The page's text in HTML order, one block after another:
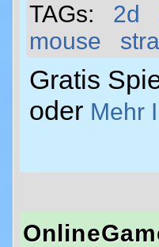
TAGs: 2d
mouse
Gratis
oder Mehr